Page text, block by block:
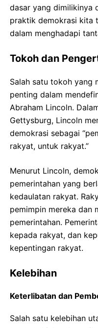
dasar yang dimilikinya
praktik demokrasi kita
dalam menghadapi
Tokoh dan
Salah satu tokoh yang
penting dalam
Abraham Lincoln.
Gettysburg, Lincoln
demokrasi sebagai
rakyat, untuk rakyat.”
Menurut Lincoln,
pemerintahan yang
kedaulatan rakyat.
pemimpin mereka dan
pemerintahan.
kepada rakyat, dan
kepentingan rakyat.
Kelebihan
Keterlibatan dan
Salah satu kelebihan